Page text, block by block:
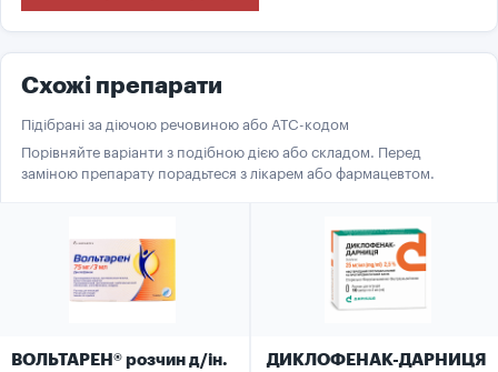
Схожі препарати
Підібрані за діючою речовиною або ATC-кодом
Порівняйте варіанти з подібною дією або складом. Перед
заміною препарату порадьтеся з лікарем або фармацевтом.
ВОЛЬТАРЕН® розчин д/ін.
ДИКЛОФЕНАК-ДАРНИЦЯ